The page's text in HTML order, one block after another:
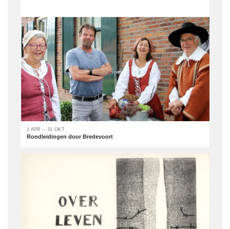
1 APR – 31 OKT
Rondleidingen door Bredevoort